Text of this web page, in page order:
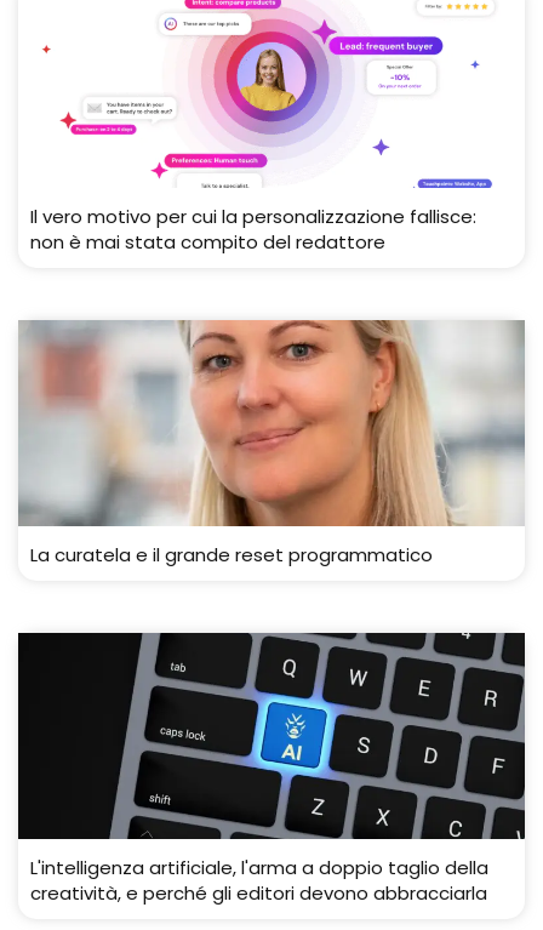
Il vero motivo per cui la personalizzazione fallisce:
non è mai stata compito del redattore
La curatela e il grande reset programmatico
L'intelligenza artificiale, l'arma a doppio taglio della
creatività, e perché gli editori devono abbracciarla